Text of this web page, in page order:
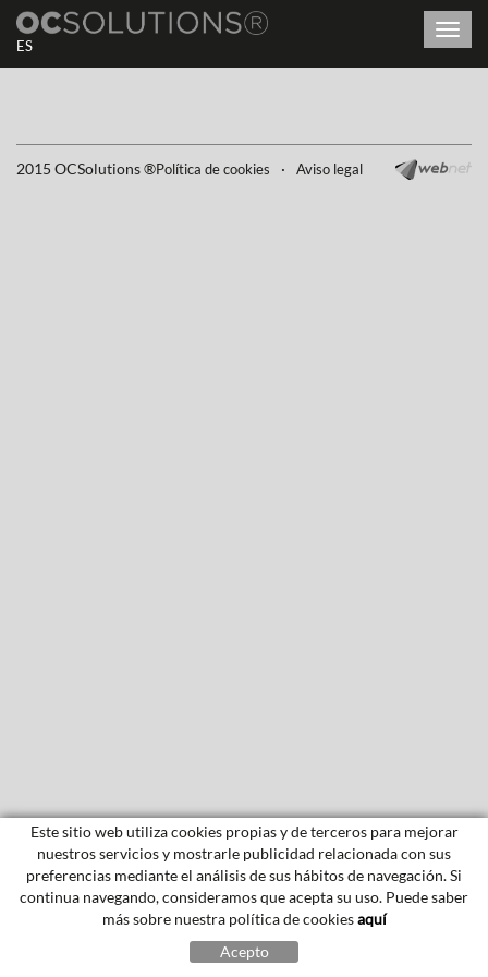
ES
2015 OCSolutions ®Política de cookies · Aviso legal
Este sitio web utiliza cookies propias y de terceros para mejorar
nuestros servicios y mostrarle publicidad relacionada con sus
preferencias mediante el análisis de sus hábitos de navegación. Si
continua navegando, consideramos que acepta su uso. Puede saber
más sobre nuestra política de cookiesaquí
Acepto